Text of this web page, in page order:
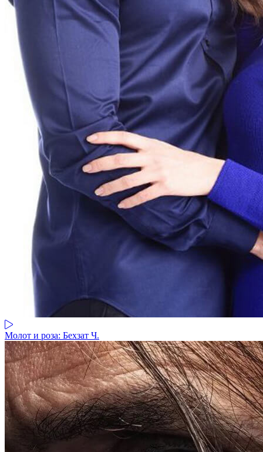
Молот и роза: Бехзат Ч.